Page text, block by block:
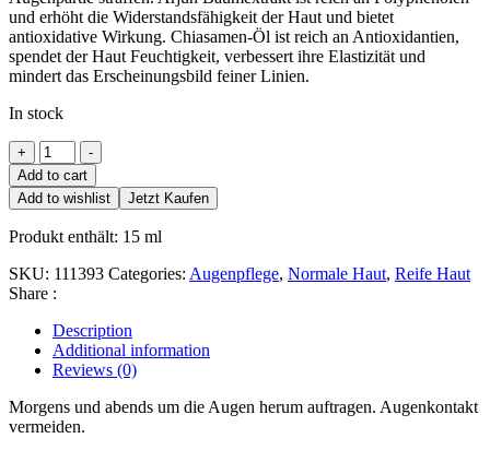
und erhöht die Widerstandsfähigkeit der Haut und bietet
antioxidative Wirkung. Chiasamen-Öl ist reich an Antioxidantien,
spendet der Haut Feuchtigkeit, verbessert ihre Elastizität und
mindert das Erscheinungsbild feiner Linien.
In stock
+
BioLumin-
C
Eye
Serum
quantity
-
Add to cart
Add to wishlist
Jetzt Kaufen
Produkt enthält: 15 ml
SKU: 111393 Categories: Augenpflege, Normale Haut, Reife Haut
Share :
Description
Additional information
Reviews (0)
Morgens und abends um die Augen herum auftragen. Augenkontakt
vermeiden.